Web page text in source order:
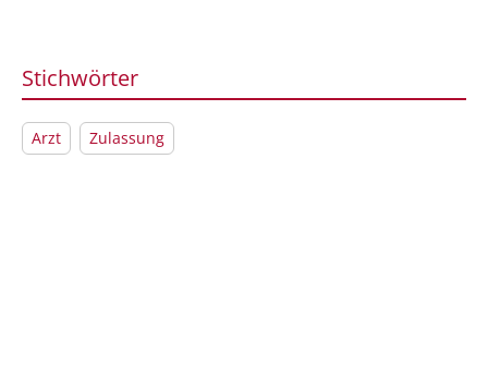
Stichwörter
Arzt Zulassung